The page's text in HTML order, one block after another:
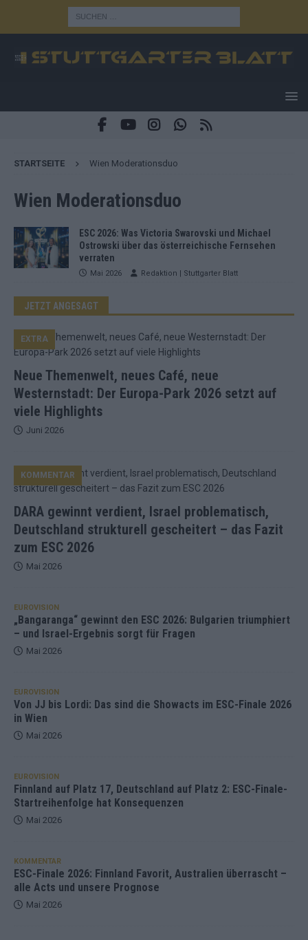
STARTSEITE Wien Moderationsduo
Wien Moderationsduo
ESC 2026: Was Victoria Swarovski und Michael
Ostrowski über das österreichische Fernsehen
verraten
Mai 2026 Redaktion | Stuttgarter Blatt
JETZT ANGESAGT
Neue Themenwelt, neues Café, neue
Westernstadt: Der Europa-Park 2026 setzt auf
viele Highlights
EXTRA
Juni 2026
DARA gewinnt verdient, Israel problematisch,
Deutschland strukturell gescheitert – das Fazit
zum ESC 2026
KOMMENTAR
Mai 2026
EUROVISION
„Bangaranga“ gewinnt den ESC 2026: Bulgarien triumphiert
– und Israel-Ergebnis sorgt für Fragen
Mai 2026
EUROVISION
Von JJ bis Lordi: Das sind die Showacts im ESC-Finale 2026
in Wien
Mai 2026
EUROVISION
Finnland auf Platz 17, Deutschland auf Platz 2: ESC-Finale-
Startreihenfolge hat Konsequenzen
Mai 2026
KOMMENTAR
ESC-Finale 2026: Finnland Favorit, Australien überrascht –
alle Acts und unsere Prognose
Mai 2026